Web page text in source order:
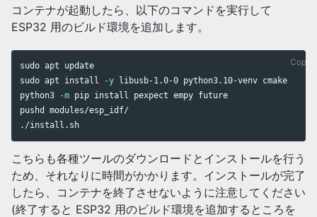
コンテナが起動したら、以下のコマンドを実行して
ESP32 用のビルド環境を追加します。
Copy
sudo
sudo apt install -y libusb-1.0-0 python3.10-venv cmake
python3
-m pip install
pushd modules/esp_idf/
こちらも各種ツールのダウンロードとインストールを行う
ため、それなりに時間がかかります。インストールが完了
したら、コンテナを終了させないように注意してください
(終了すると ESP32 用のビルド環境を追加するところを